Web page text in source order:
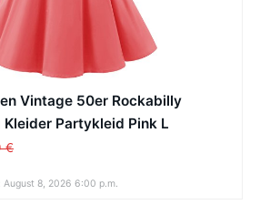
Vintage 50er Rockabilly
Kleider Partykleid Pink L
€
8, 2026 6:00 p.m.